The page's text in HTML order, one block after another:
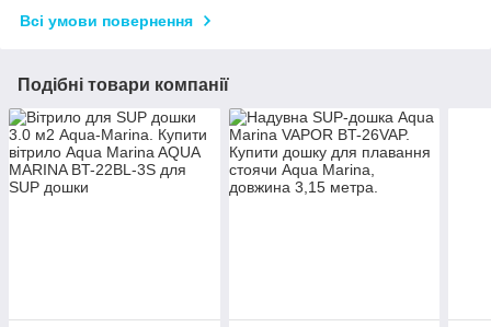
Всі умови повернення
Подібні товари компанії